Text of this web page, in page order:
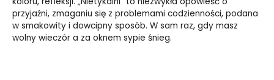
przyjaźni, zmaganiu się z problemami codzienności, podana
w smakowity i dowcipny sposób. W sam raz, gdy masz
wolny wieczór a za oknem sypie śnieg.